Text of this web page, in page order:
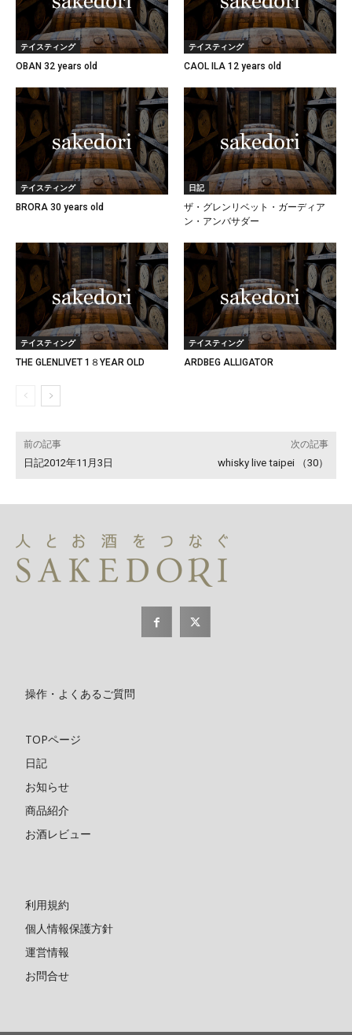
テイスティング
OBAN 32 years old
テイスティング
CAOL ILA 12 years old
テイスティング
BRORA 30 years old
日記
ザ・グレンリベット・ガーディア
ン・アンバサダー
テイスティング
THE GLENLIVET 1８YEAR OLD
テイスティング
ARDBEG ALLIGATOR
前の記事
日記2012年11月3日
次の記事
whisky live taipei （30）
操作・よくあるご質問
TOPページ
日記
お知らせ
商品紹介
お酒レビュー
利用規約
個人情報保護方針
運営情報
お問合せ